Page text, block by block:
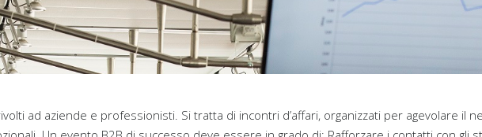
ad aziende e professionisti. Si tratta di incontri d’affari, organizzati per agevolare il